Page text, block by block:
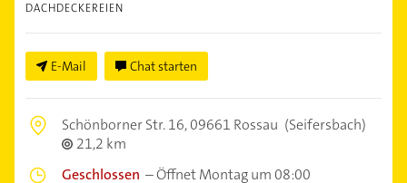
DACHDECKEREIEN
E-Mail Chat starten
Schönborner Str. 16,09661 Rossau (Seifersbach)
21,2 km
Geschlossen –Öffnet Montag um 08:00